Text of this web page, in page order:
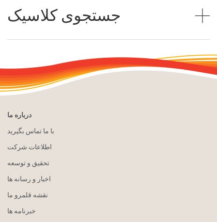
جستجوی کلاسیک
درباره ما
با ما تماس بگیرید
اطلاعات شرکت
تحقیق و توسعه
اخبار و رسانه ها
نقشه قلمرو ما
خبرنامه ها